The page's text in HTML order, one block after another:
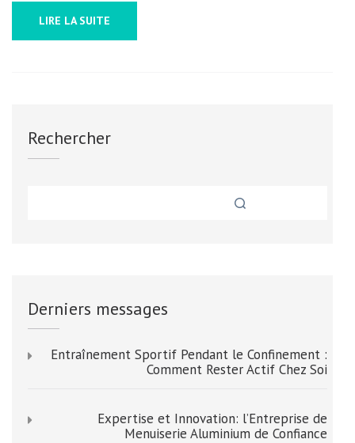
LIRE LA SUITE
Rechercher
Derniers messages
Entraînement Sportif Pendant le Confinement :
Comment Rester Actif Chez Soi
Expertise et Innovation: l’Entreprise de
Menuiserie Aluminium de Confiance